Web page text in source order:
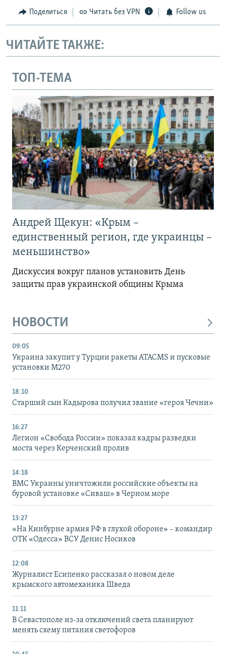
Поделиться Читать без VPN Follow us
ЧИТАЙТЕ ТАКЖЕ:
ТОП-ТЕМА
Андрей Щекун: «Крым –
единственный регион, где украинцы –
меньшинство»
Дискуссия вокруг планов установить День
защиты прав украинской общины Крыма
НОВОСТИ
09:05
Украина закупит у Турции ракеты ATACMS и пусковые
установки M270
18:10
Старший сын Кадырова получил звание «героя Чечни»
16:27
Легион «Свобода России» показал кадры разведки
моста через Керченский пролив
14:18
ВМС Украины уничтожили российские объекты на
буровой установке «Сиваш» в Черном море
13:27
«На Кинбурне армия РФ в глухой обороне» – командир
ОТК «Одесса» ВСУ Денис Носиков
12:08
Журналист Есипенко рассказал о новом деле
крымского автомеханика Шведа
11:11
В Севастополе из-за отключений света планируют
менять схему питания светофоров